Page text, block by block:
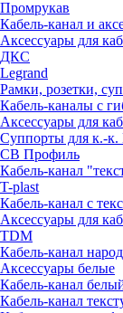
Промрукав
Кабель-канал и
Аксессуары для
ДКС
Legrand
Рамки, розетки,
Кабель-каналы с
Аксессуары для
Суппорты для к.-к.
СВ Профиль
Кабель-канал
T-plast
Кабель-канал с
Аксессуары для
TDM
Кабель-канал
Аксессуары белые
Кабель-канал
Кабель-канал